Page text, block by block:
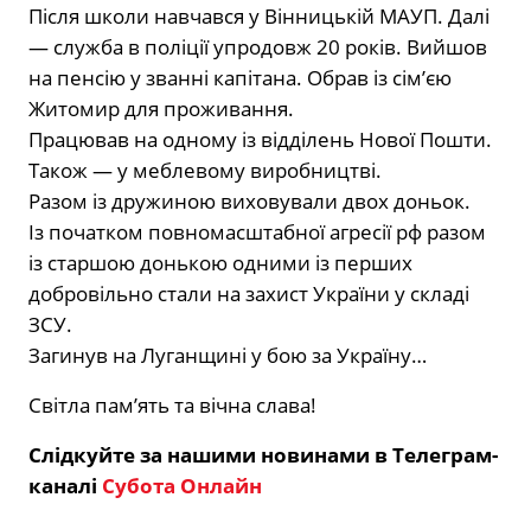
Після школи навчався у Вінницькій МАУП. Далі
— служба в поліції упродовж 20 років. Вийшов
на пенсію у званні капітана. Обрав із сімʼєю
Житомир для проживання.
Працював на одному із відділень Нової Пошти.
Також — у меблевому виробництві.
Разом із дружиною виховували двох доньок.
Із початком повномасштабної агресії рф разом
із старшою донькою одними із перших
добровільно стали на захист України у складі
ЗСУ.
Загинув на Луганщині у бою за Україну…
Світла памʼять та вічна слава!
Слідкуйте за нашими новинами в Телеграм-
каналі Субота Онлайн